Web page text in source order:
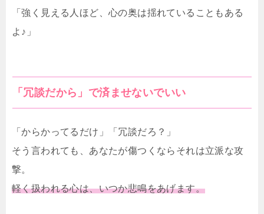
「強く見える人ほど、心の奥は揺れていることもある
よ♪」
「冗談だから」で済ませないでいい
「からかってるだけ」「冗談だろ？」
そう言われても、あなたが傷つくならそれは立派な攻
撃。
軽く扱われる心は、いつか悲鳴をあげます。